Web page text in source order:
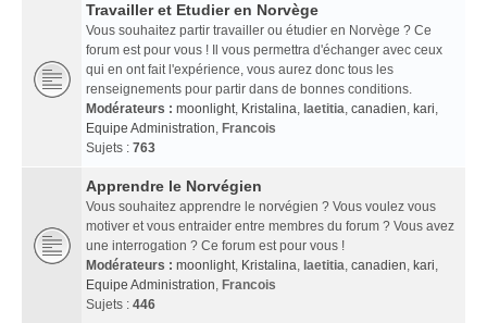
Travailler et Etudier en Norvège
Vous souhaitez partir travailler ou étudier en Norvège ? Ce
forum est pour vous ! Il vous permettra d'échanger avec ceux
qui en ont fait l'expérience, vous aurez donc tous les
renseignements pour partir dans de bonnes conditions.
Modérateurs : moonlight, Kristalina, laetitia, canadien, kari,
Equipe Administration, Francois
Sujets : 763
Apprendre le Norvégien
Vous souhaitez apprendre le norvégien ? Vous voulez vous
motiver et vous entraider entre membres du forum ? Vous avez
une interrogation ? Ce forum est pour vous !
Modérateurs : moonlight, Kristalina, laetitia, canadien, kari,
Equipe Administration, Francois
Sujets : 446